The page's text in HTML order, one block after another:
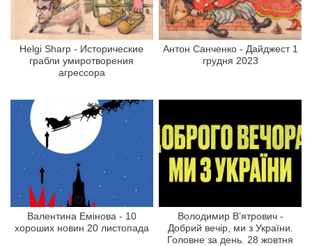
Helgi Sharp - Исторические
грабли умиротворения
агрессора
Антон Санченко - Дайджест 1
грудня 2023
Валентина Емінова - 10
хороших новин 20 листопада
Володимир В’ятрович -
Добрий вечір, ми з України.
Головне за день. 28 жовтня